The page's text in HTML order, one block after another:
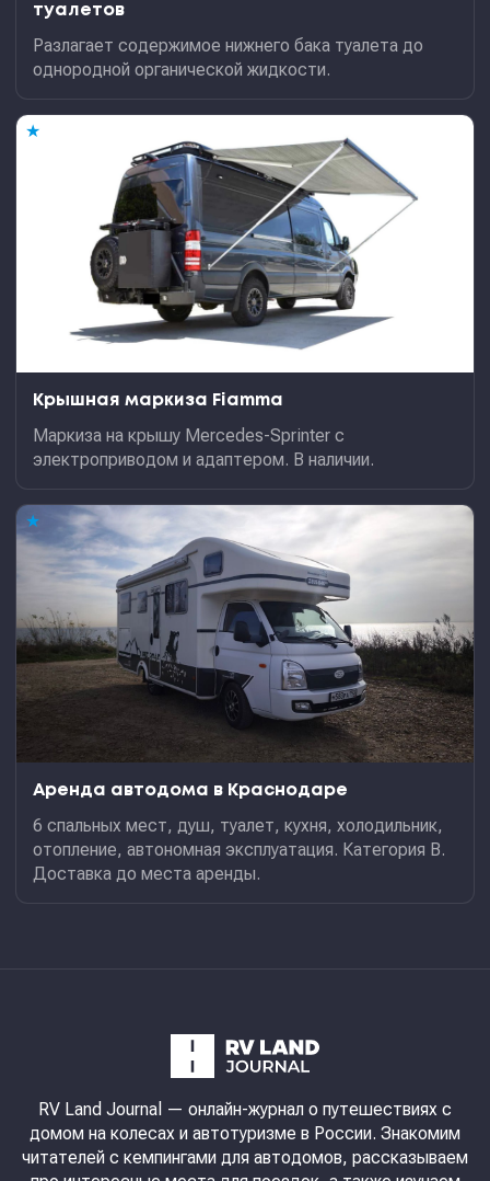
туалетов
Разлагает содержимое нижнего бака туалета до
однородной органической жидкости.
★
Крышная маркиза Fiamma
Маркиза на крышу Mercedes-Sprinter с
электроприводом и адаптером. В наличии.
★
Аренда автодома в Краснодаре
6 спальных мест, душ, туалет, кухня, холодильник,
отопление, автономная эксплуатация. Категория В.
Доставка до места аренды.
RV Land Journal — онлайн-журнал о путешествиях с
домом на колесах и автотуризме в России. Знакомим
читателей с кемпингами для автодомов, рассказываем